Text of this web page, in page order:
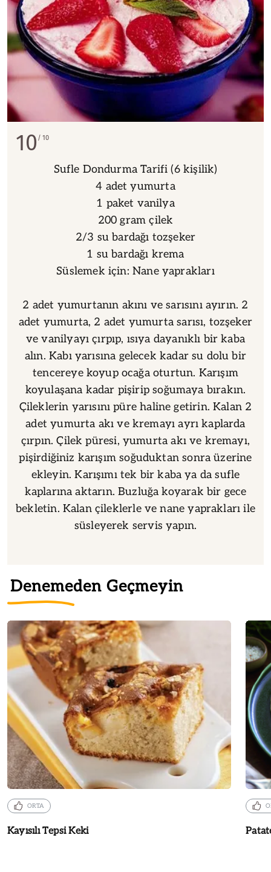
10 10
Sufle Dondurma Tarifi (6 kişilik)
4 adet yumurta
1 paket vanilya
200 gram çilek
2/3 su bardağı tozşeker
1 su bardağı krema
Süslemek için: Nane yaprakları
2 adet yumurtanın akını ve sarısını ayırın. 2
adet yumurta, 2 adet yumurta sarısı, tozşeker
ve vanilyayı çırpıp, ısıya dayanıklı bir kaba
alın. Kabı yarısına gelecek kadar su dolu bir
tencereye koyup ocağa oturtun. Karışım
koyulaşana kadar pişirip soğumaya bırakın.
Çileklerin yarısını püre haline getirin. Kalan 2
adet yumurta akı ve kremayı ayrı kaplarda
çırpın. Çilek püresi, yumurta akı ve kremayı,
pişirdiğiniz karışım soğuduktan sonra üzerine
ekleyin. Karışımı tek bir kaba ya da sufle
kaplarına aktarın. Buzluğa koyarak bir gece
bekletin. Kalan çileklerle ve nane yaprakları ile
süsleyerek servis yapın.
Denemeden Geçmeyin
ORTA
Kayısılı Tepsi Keki